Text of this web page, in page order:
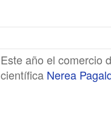
Este año el comercio
científica Nerea